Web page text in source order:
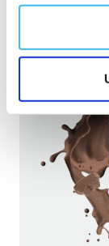
Con il tuo
metro,
(impronte
Approfondisci
e imposta le
modificare o